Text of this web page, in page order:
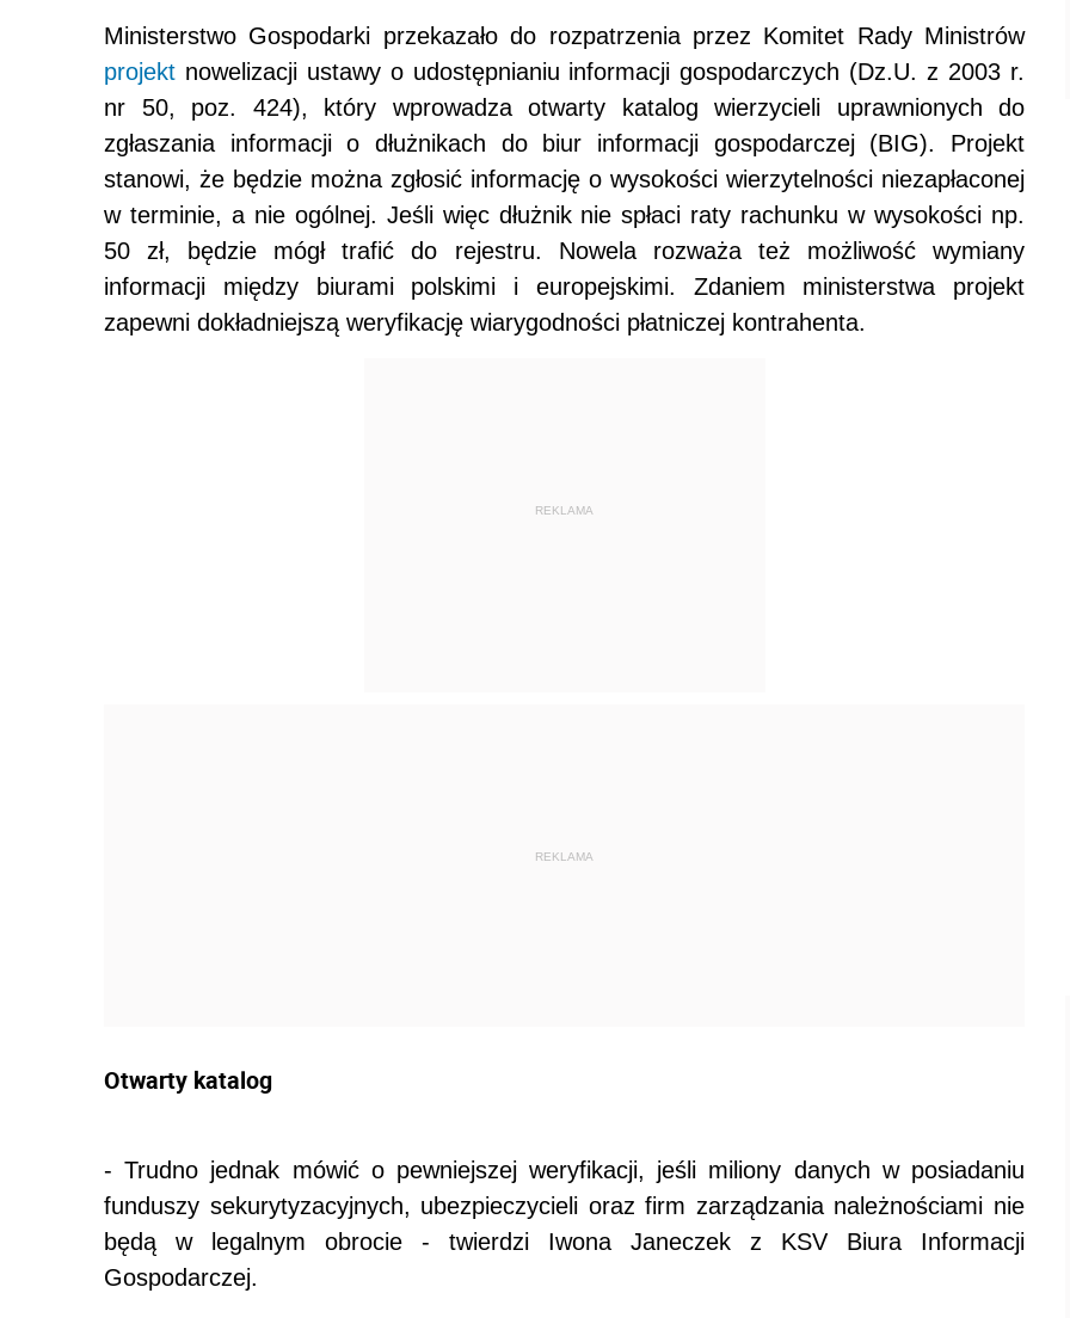
Ministerstwo Gospodarki przekazało do rozpatrzenia przez Komitet Rady Ministrów
projekt nowelizacji ustawy o udostępnianiu informacji gospodarczych (Dz.U. z 2003 r.
nr 50, poz. 424), który wprowadza otwarty katalog wierzycieli uprawnionych do
zgłaszania informacji o dłużnikach do biur informacji gospodarczej (BIG). Projekt
stanowi, że będzie można zgłosić informację o wysokości wierzytelności niezapłaconej
w terminie, a nie ogólnej. Jeśli więc dłużnik nie spłaci raty rachunku w wysokości np.
50 zł, będzie mógł trafić do rejestru. Nowela rozważa też możliwość wymiany
informacji między biurami polskimi i europejskimi. Zdaniem ministerstwa projekt
zapewni dokładniejszą weryfikację wiarygodności płatniczej kontrahenta.
REKLAMA
REKLAMA
Otwarty katalog
- Trudno jednak mówić o pewniejszej weryfikacji, jeśli miliony danych w posiadaniu
funduszy sekurytyzacyjnych, ubezpieczycieli oraz firm zarządzania należnościami nie
będą w legalnym obrocie - twierdzi Iwona Janeczek z KSV Biura Informacji
Gospodarczej.